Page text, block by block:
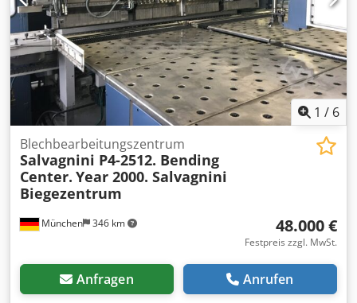
1 / 6
München 346 km
Blechbearbeitungszentrum
Salvagnini P4-2512. Bending
Center. Year 2000. Salvagnini
Biegezentrum
48.000 €
Festpreis zzgl. MwSt.
Anfragen Anrufen